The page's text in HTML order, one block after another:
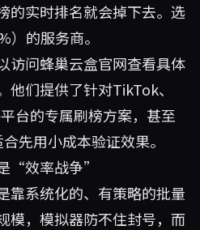
的实时排名就会掉下去。选
）的服务商。
访问蜂巢云盒官网查看具体
们提供了针对TikTok、
台的专属刷榜方案，甚至
先用小成本验证效果。
“效率战争”
靠系统化的、有策略的批量
模，模拟器防不住封号，而